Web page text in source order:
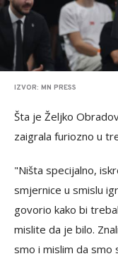
IZVOR: MN PRESS
Šta je Željko
zaigrala furiozno u
"Ništa specijalno,
smjernice u smislu
govorio kako bi
mislite da je bilo.
smo i mislim da smo